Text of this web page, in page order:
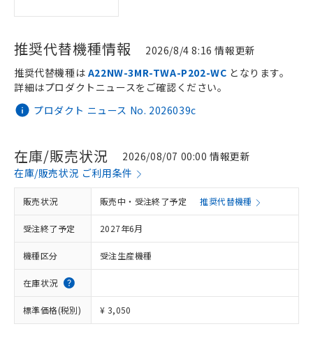
推奨代替機種情報 2026/8/4 8:16 情報更新
プロダクト ニュース No. 2026039c
推奨代替機種は A22NW-3MR-TWA-P202-WC となります。
詳細はプロダクトニュースをご確認ください。
在庫/販売状況
2026/08/07 00:00 情報更新
在庫/販売状況 ご利用条件
販売状況 販売中・受注終了予定 推奨代替機種
受注終了予定 2027年6月
機種区分 受注生産機種
在庫状況
標準価格(税別) ¥ 3,050